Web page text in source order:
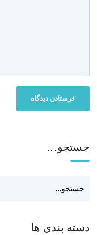
جستجو…
دسته بندی ها